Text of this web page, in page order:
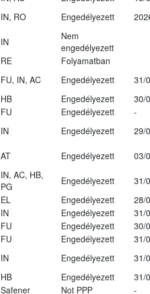
IN, RO Engedélyezett
IN
Nem
engedélyezett
RE
Folyamatban
FU, IN, AC Engedélyezett
31/
HB Engedélyezett
30/
FU Engedélyezett
-
IN Engedélyezett
29/
AT Engedélyezett
03/
IN, AC, HB,
PG
Engedélyezett
31/
EL Engedélyezett
28/
IN Engedélyezett
31/
FU Engedélyezett
30/
FU Engedélyezett
31/
IN Engedélyezett
31/
HB Engedélyezett
31/
Safener Not PPP
-